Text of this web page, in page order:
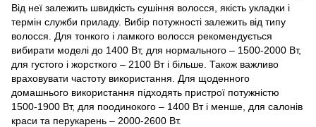
Від неї залежить швидкість сушіння волосся, якість укладки і
термін служби приладу. Вибір потужності залежить від типу
волосся. Для тонкого і ламкого волосся рекомендується
вибирати моделі до 1400 Вт, для нормального – 1500-2000 Вт,
для густого і жорсткого – 2100 Вт і більше. Також важливо
враховувати частоту використання. Для щоденного
домашнього використання підходять пристрої потужністю
1500-1900 Вт, для поодинокого – 1400 Вт і менше, для салонів
краси та перукарень – 2000-2600 Вт.